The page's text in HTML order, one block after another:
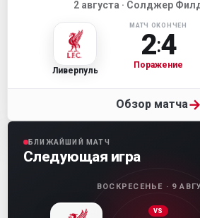
2 августа · Солджер
Ливерпуль
МАТЧ ОКОНЧЕН
2:4
Поражение
Обзор матча→
БЛИЖАЙШИЙ МАТЧ
Следующая игра
ВОСКРЕСЕНЬЕ · 9
VS